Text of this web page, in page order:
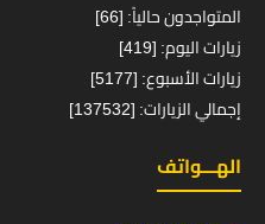
المتواجدون حالياً: [66]
زيارات اليوم: [419]
زيارات الأسبوع: [5177]
إجمالي الزيارات: [137532]
الهـــواتف